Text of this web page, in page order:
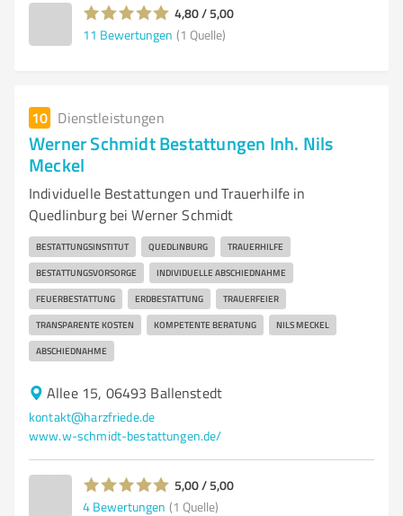
4,80 / 5,00
11 Bewertungen (1 Quelle)
10 Dienstleistungen
Werner Schmidt Bestattungen Inh. Nils
Meckel
Individuelle Bestattungen und Trauerhilfe in
Quedlinburg bei Werner Schmidt
BESTATTUNGSINSTITUT QUEDLINBURG TRAUERHILFE
BESTATTUNGSVORSORGE INDIVIDUELLE ABSCHIEDNAHME
FEUERBESTATTUNG ERDBESTATTUNG TRAUERFEIER
TRANSPARENTE KOSTEN KOMPETENTE BERATUNG NILS MECKEL
ABSCHIEDNAHME
Allee 15, 06493 Ballenstedt
kontakt@harzfriede.de
www.w-schmidt-bestattungen.de/
5,00 / 5,00
4 Bewertungen (1 Quelle)